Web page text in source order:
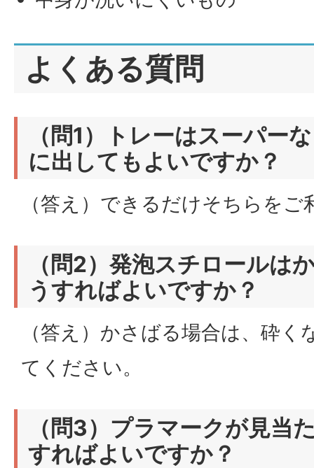
よくある質問
（問1）トレーはスーパー
に出してもよいですか？
（答え）できるだけそちらを
（問2）発泡スチロールは
うすればよいですか？
（答え）かさばる場合は、砕
てください。
（問3）プラマークが見当
すればよいですか？